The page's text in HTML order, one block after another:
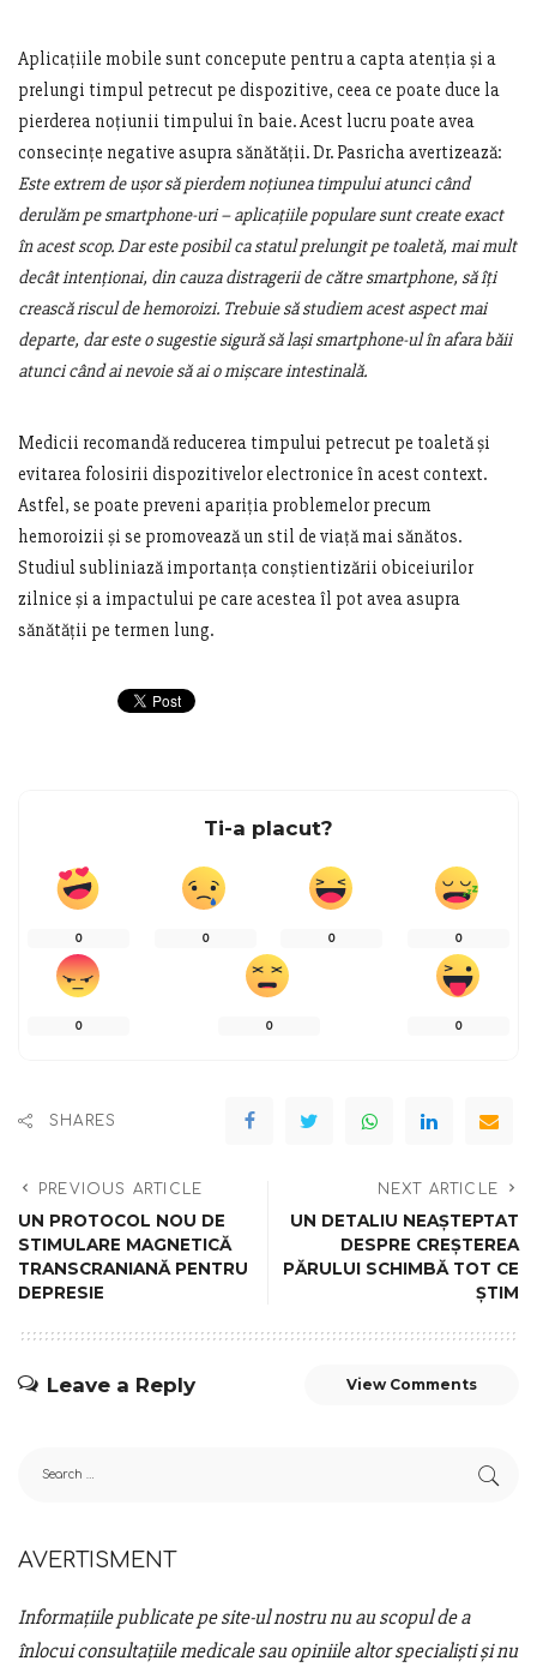
Aplicațiile mobile sunt concepute pentru a capta atenția și a
prelungi timpul petrecut pe dispozitive, ceea ce poate duce la
pierderea noțiunii timpului în baie. Acest lucru poate avea
consecințe negative asupra sănătății. Dr. Pasricha avertizează:
Este extrem de ușor să pierdem noțiunea timpului atunci când
derulăm pe smartphone-uri – aplicațiile populare sunt create exact
în acest scop. Dar este posibil ca statul prelungit pe toaletă, mai mult
decât intenționai, din cauza distragerii de către smartphone, să îți
crească riscul de hemoroizi. Trebuie să studiem acest aspect mai
departe, dar este o sugestie sigură să lași smartphone-ul în afara băii
atunci când ai nevoie să ai o mișcare intestinală.
Medicii recomandă reducerea timpului petrecut pe toaletă și
evitarea folosirii dispozitivelor electronice în acest context.
Astfel, se poate preveni apariția problemelor precum
hemoroizii și se promovează un stil de viață mai sănătos.
Studiul subliniază importanța conștientizării obiceiurilor
zilnice și a impactului pe care acestea îl pot avea asupra
sănătății pe termen lung.
Ti-a placut?
0 0 0 0
0 0 0
SHARES
PREVIOUS ARTICLE
UN PROTOCOL NOU DE
STIMULARE MAGNETICĂ
TRANSCRANIANĂ PENTRU
DEPRESIE
NEXT ARTICLE
UN DETALIU NEAȘTEPTAT
DESPRE CREȘTEREA
PĂRULUI SCHIMBĂ TOT CE
ȘTIM
Leave a Reply View Comments
AVERTISMENT
Informațiile publicate pe site-ul nostru nu au scopul de a
înlocui consultațiile medicale sau opiniile altor specialiști și nu